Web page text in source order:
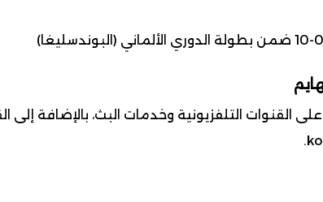
القنوات التلفزيونية وخدمات البث، بالإضافة